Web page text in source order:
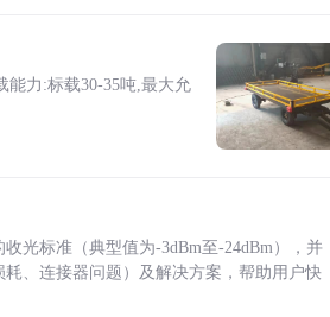
能力:标载30-35吨,最大允
光标准（典型值为-3dBm至-24dBm），并
、连接器问题）及解决方案，帮助用户快